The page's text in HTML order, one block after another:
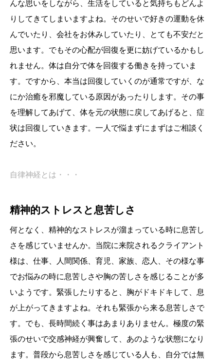
んな思いをしながら、生活をしていると気持ちもどんよ
りしてきてしまいますよね。そのせいで好きの運動を休
んでいたり、会社をお休みしていたり、とても不安だと
思います。でもその心配が回復を更に妨げているかもし
れません。体は自分で体を回復する働きを持っていま
す。ですから、本当は回復していくのが通常ですが、な
にか治癒を邪魔している原因があったりします。その事
を理解してあげて、体を元の状態に戻してあげると、症
状は回復していきます。一人で悩まずにまずはご相談く
ださい。
自律神経とは・・・
精神的ストレスと息苦しさ
何となく、精神的なストレスが溜まっている時に息苦し
さを感じていませんか。当院に来院されるクライアント
様は、仕事、人間関係、育児、家族、恋人、その様な事
でお悩みの時に息苦しさや胸の苦しさを感じることが多
いようです。緊張したりすると、胸がドキドキして、息
が上がってきますよね。それも緊張から来る息苦しさで
す。でも、長時間続く事はあまりありません。極度の緊
張のせいで交感神経が興奮して、あのような状態になり
ます。普段から息苦しさを感じている人も、自分では無